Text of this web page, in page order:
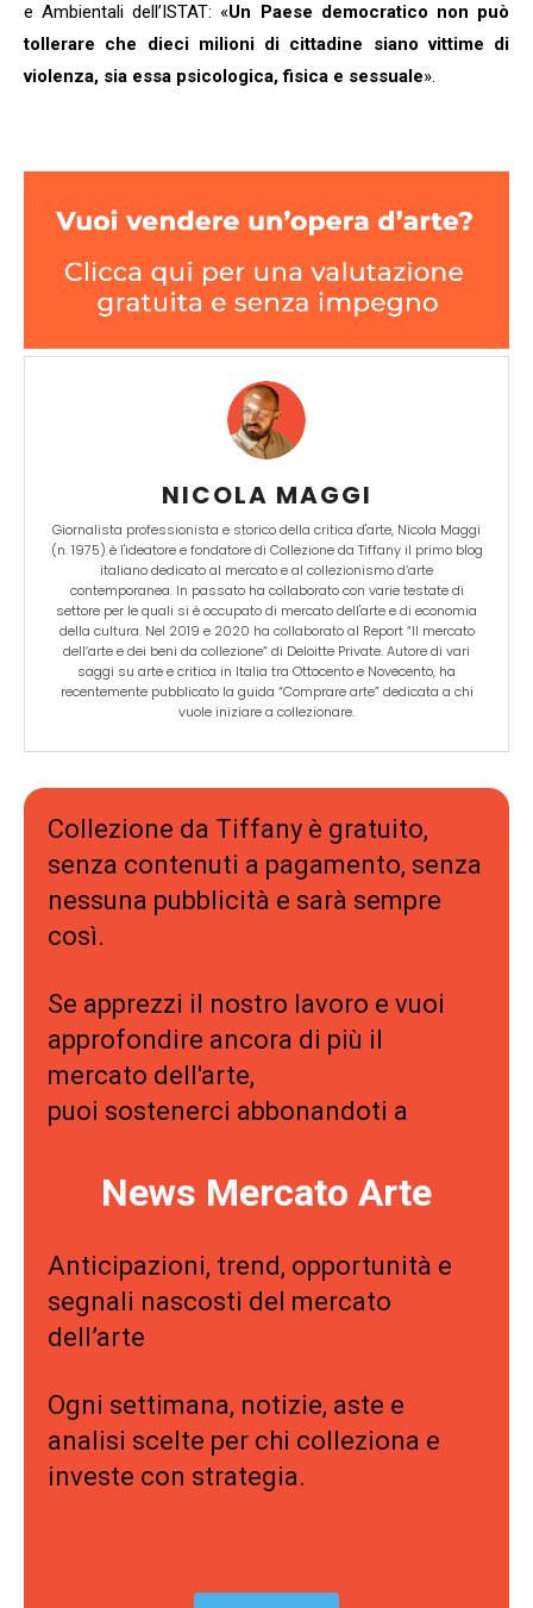
e Ambientali dell’ISTAT: «Un Paese democratico non può
tollerare che dieci milioni di cittadine siano vittime di
violenza, sia essa psicologica, fisica e sessuale».
NICOLA MAGGI
Giornalista professionista e storico della critica d'arte, Nicola Maggi
(n. 1975) è l'ideatore e fondatore di Collezione da Tiffany il primo blog
italiano dedicato al mercato e al collezionismo d’arte
contemporanea. In passato ha collaborato con varie testate di
settore per le quali si è occupato di mercato dell'arte e di economia
della cultura. Nel 2019 e 2020 ha collaborato al Report “Il mercato
dell’arte e dei beni da collezione” di Deloitte Private. Autore di vari
saggi su arte e critica in Italia tra Ottocento e Novecento, ha
recentemente pubblicato la guida “Comprare arte” dedicata a chi
vuole iniziare a collezionare.
Collezione da Tiffany è gratuito,
senza contenuti a pagamento, senza
nessuna pubblicità e sarà sempre
così.
Se apprezzi il nostro lavoro e vuoi
approfondire ancora di più il
mercato dell'arte,
puoi sostenerci abbonandoti a
News Mercato Arte
Anticipazioni, trend, opportunità e
segnali nascosti del mercato
dell’arte
Ogni settimana, notizie, aste e
analisi scelte per chi colleziona e
investe con strategia.